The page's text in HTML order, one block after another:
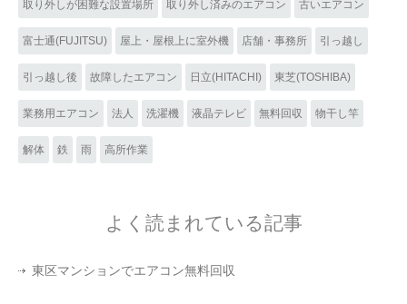
取り外しが困難な設置場所 取り外し済みのエアコン 古いエアコン
富士通(FUJITSU) 屋上・屋根上に室外機 店舗・事務所 引っ越し
引っ越し後 故障したエアコン 日立(HITACHI) 東芝(TOSHIBA)
業務用エアコン 法人 洗濯機 液晶テレビ 無料回収 物干し竿
解体 鉄 雨 高所作業
よく読まれている記事
東区マンションでエアコン無料回収